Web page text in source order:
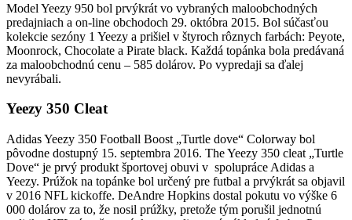
Model Yeezy 950 bol prvýkrát vo vybraných maloobchodných
predajniach a on-line obchodoch 29. októbra 2015. Bol súčasťou
kolekcie sezóny 1 Yeezy a prišiel v štyroch rôznych farbách: Peyote,
Moonrock, Chocolate a Pirate black. Každá topánka bola predávaná
za maloobchodnú cenu – 585 dolárov. Po vypredaji sa ďalej
nevyrábali.
Yeezy 350 Cleat
Adidas Yeezy 350 Football Boost „Turtle dove“ Colorway bol
pôvodne dostupný 15. septembra 2016. The Yeezy 350 cleat „Turtle
Dove“ je prvý produkt športovej obuvi v spolupráce Adidas a
Yeezy. Prúžok na topánke bol určený pre futbal a prvýkrát sa objavil
v 2016 NFL kickoffe. DeAndre Hopkins dostal pokutu vo výške 6
000 dolárov za to, že nosil prúžky, pretože tým porušil jednotnú